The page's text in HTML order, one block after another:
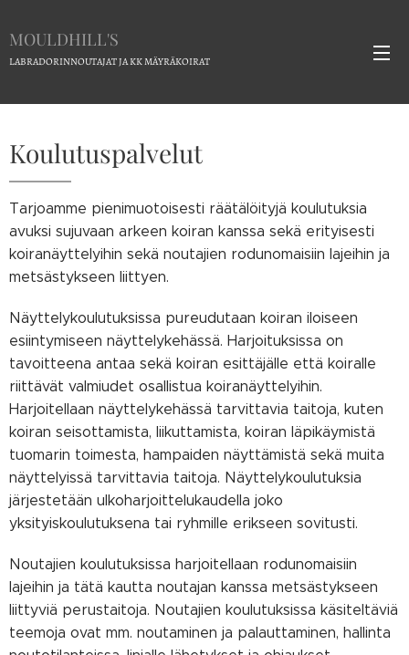
MOULDHILL'S
LABRADORINNOUTAJAT JA KK MÄYRÄKOIRAT
Koulutuspalvelut
Tarjoamme pienimuotoisesti räätälöityjä koulutuksia
avuksi sujuvaan arkeen koiran kanssa sekä erityisesti
koiranäyttelyihin sekä noutajien rodunomaisiin lajeihin ja
metsästykseen liittyen.
Näyttelykoulutuksissa pureudutaan koiran iloiseen
esiintymiseen näyttelykehässä. Harjoituksissa on
tavoitteena antaa sekä koiran esittäjälle että koiralle
riittävät valmiudet osallistua koiranäyttelyihin.
Harjoitellaan näyttelykehässä tarvittavia taitoja, kuten
koiran seisottamista, liikuttamista, koiran läpikäymistä
tuomarin toimesta, hampaiden näyttämistä sekä muita
näyttelyissä tarvittavia taitoja. Näyttelykoulutuksia
järjestetään ulkoharjoittelukaudella joko
yksityiskoulutuksena tai ryhmille erikseen sovitusti.
Noutajien koulutuksissa harjoitellaan rodunomaisiin
lajeihin ja tätä kautta noutajan kanssa metsästykseen
liittyviä perustaitoja. Noutajien koulutuksissa käsiteltäviä
teemoja ovat mm. noutaminen ja palauttaminen, hallinta